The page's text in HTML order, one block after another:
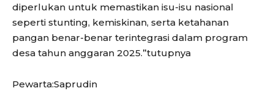
diperlukan untuk memastikan isu-isu nasional
seperti stunting, kemiskinan, serta ketahanan
pangan benar-benar terintegrasi dalam program
desa tahun anggaran 2025.”tutupnya
Pewarta:Saprudin